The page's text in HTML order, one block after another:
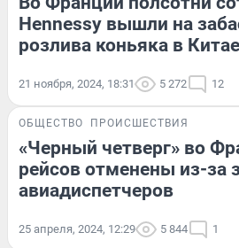
Hennessy вышли на
розлива коньяка в Китае
21 ноября, 2024, 18:31 5 272 12
ОБЩЕСТВО ПРОИСШЕСТВИЯ
«Черный четверг» во
рейсов отменены из-за
авиадиспетчеров
25 апреля, 2024, 12:29 5 844 1